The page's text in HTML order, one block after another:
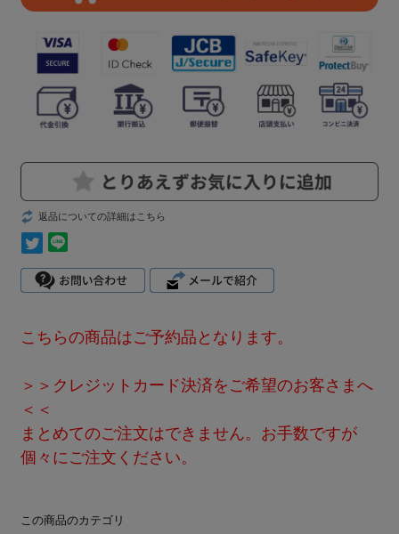
返品についての詳細はこちら
こちらの商品はご予約品となります。
＞＞クレジットカード決済をご希望のお客さまへ
＜＜
まとめてのご注文はできません。お手数ですが
個々にご注文ください。
この商品のカテゴリ